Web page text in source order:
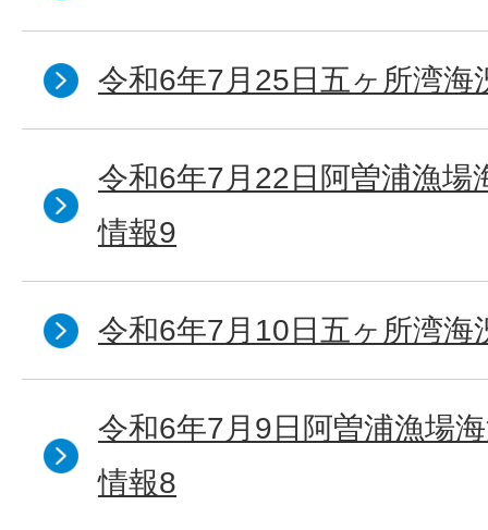
令和6年7月25日五ヶ所湾海
令和6年7月22日阿曽浦漁場
情報9
令和6年7月10日五ヶ所湾海
令和6年7月9日阿曽浦漁場
情報8